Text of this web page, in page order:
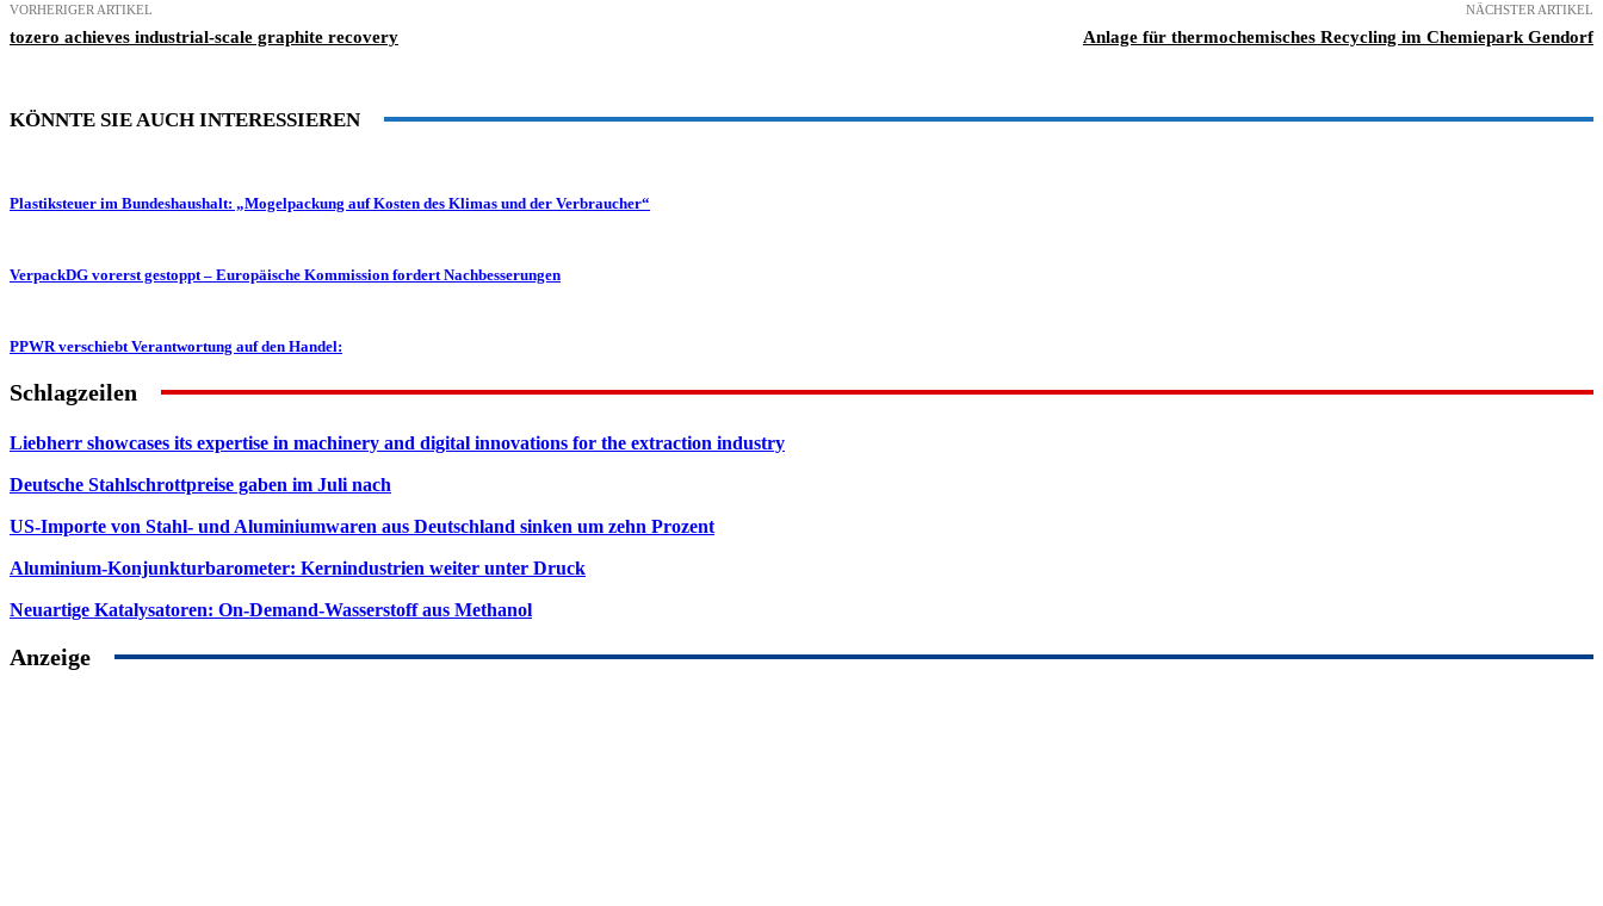
VORHERIGER ARTIKEL
tozero achieves industrial-scale graphite recovery
NÄCHSTER ARTIKEL
Anlage für thermochemisches Recycling im Chemiepark Gendorf
KÖNNTE SIE AUCH INTERESSIEREN
Plastiksteuer im Bundeshaushalt: „Mogelpackung auf Kosten des Klimas und der Verbraucher“
VerpackDG vorerst gestoppt – Europäische Kommission fordert Nachbesserungen
PPWR verschiebt Verantwortung auf den Handel:
Schlagzeilen
Liebherr showcases its expertise in machinery and digital innovations for the extraction industry
Deutsche Stahlschrottpreise gaben im Juli nach
US-Importe von Stahl- und Aluminiumwaren aus Deutschland sinken um zehn Prozent
Aluminium-Konjunkturbarometer: Kernindustrien weiter unter Druck
Neuartige Katalysatoren: On-Demand-Wasserstoff aus Methanol
Anzeige